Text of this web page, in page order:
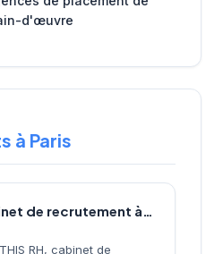
d'œuvre
à Paris
ETHIS RH — Cabinet de recrutement à Paris
RH, cabinet de